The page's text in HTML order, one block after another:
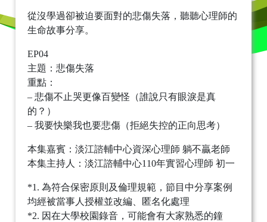
從沒學過卻被迫要面對的悲傷失落，聽聽心理師的
生命故事分享。
EP04
主題：悲傷失落
重點：
– 悲傷不止哭更像百變怪（誰說只有眼淚是真
的？）
– 我要快樂我也要悲傷（拒絕失控的正向思考）
本集嘉賓：淡江諮輔中心資深心理師 躺不贏老師
本集主持人：淡江諮輔中心110年實習心理師 初一
*1. 為符合保密原則及倫理規範，節目中分享案例
均經被當事人授權並改編、匿名化處理
*2. 因在大學校園錄音，可能會有大家熟悉的鐘